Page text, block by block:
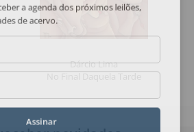
Dárcio Lima
No Final Daquela Tarde
a agenda dos próximos leilões,
de acervo.
Assinar